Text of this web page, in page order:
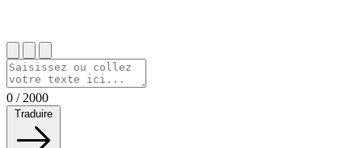
0 / 2000
Traduire